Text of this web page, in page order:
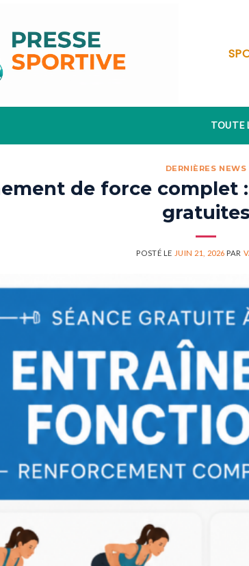
TOUTE
DERNIÈRES NEWS
de force complet
gratuites
POSTÉ LE JUIN 21, 2026 PAR